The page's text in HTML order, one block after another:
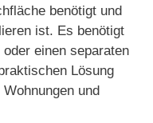
benötigt und
ist. Es benötigt
einen separaten
Lösung
und